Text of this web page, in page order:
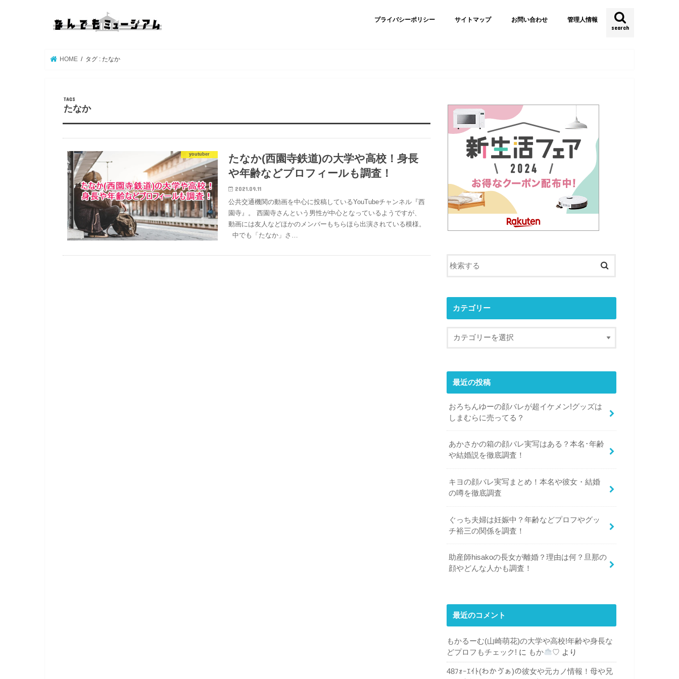
search
プライバシーポリシー サイトマップ お問い合わせ 管理人情報
HOME タグ : たなか
たなか
youtuber
たなか(西園寺鉄道)の大学や高校！身長
や年齢などプロフィールも調査！
2021.09.11
公共交通機関の動画を中心に投稿しているYouTubeチャンネル『西
園寺』。 西園寺さんという男性が中心となっているようですが、
動画には友人などほかのメンバーもちらほら出演されている模様。
中でも「たなか」さ…
カテゴリー
最近の投稿
おろちんゆーの顔バレが超イケメン!グッズは
しまむらに売ってる？
あかさかの箱の顔バレ実写はある？本名･年齢
や結婚説を徹底調査！
キヨの顔バレ実写まとめ！本名や彼女・結婚
の噂を徹底調査
ぐっち夫婦は妊娠中？年齢などプロフやグッ
チ裕三の関係を調査！
助産師hisakoの長女が離婚？理由は何？旦那の
顔やどんな人かも調査！
最近のコメント
もかるーむ(山崎萌花)の大学や高校!年齢や身長な
どプロフもチェック! に もか ♡ より
48ﾌｫｰｴｲﾄ(わかゔぁ)の彼女や元カノ情報！母や兄